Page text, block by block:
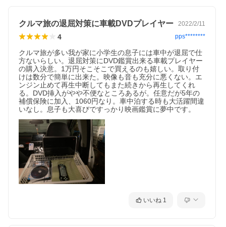
クルマ旅の退屈対策に車載DVDプレイヤー 2022/2/11
4 pps********
クルマ旅が多い我が家に小学生の息子には車中が退屈で仕
方ないらしい。退屈対策にDVD鑑賞出来る車載プレイヤー
の購入決意。1万円そこそこで買えるのも嬉しい。取り付
けは数分で簡単に出来た。映像も音も充分に悪くない。エ
ンジン止めて再生中断してもまた続きから再生してくれ
る。DVD挿入がやや不便なところあるが。任意だが5年の
補償保険に加入、1060円なり。車中泊する時も大活躍間違
いなし。息子も大喜びですっかり映画鑑賞に夢中です。
いいね 1